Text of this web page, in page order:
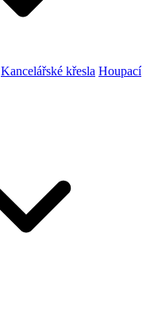
Kancelářské křesla Houpací